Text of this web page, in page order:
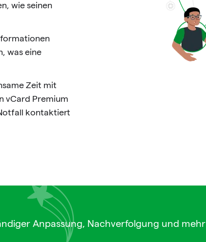
wie seinen
was eine
Zeit mit
vCard Premium
kontaktiert
Anpassung, Nachverfolgung und mehr